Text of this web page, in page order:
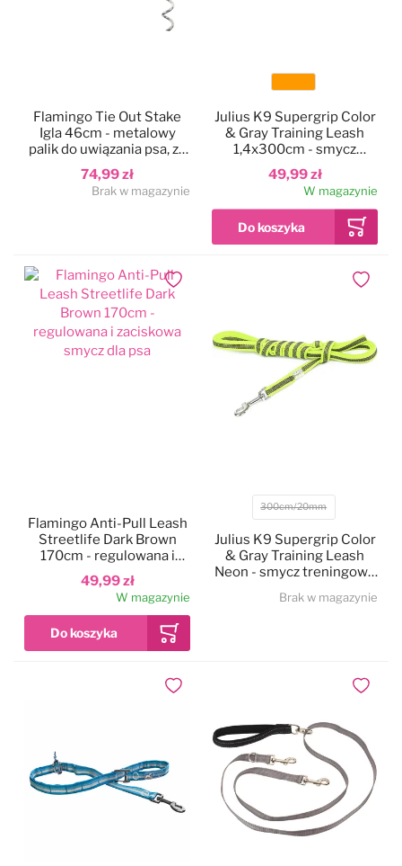
74,99 zł
Flamingo Tie Out Stake
Igla 46cm - metalowy
palik do uwiązania psa, ze
stalową linką treningową
7,5m i amortyzatorem
Brak w magazynie
Kolor
49,99 zł
Julius K9 Supergrip Color
& Gray Training Leash
1,4x300cm - smycz
treningowa bez uchwytu
W magazynie
49,99 zł
Flamingo Anti-Pull Leash
Streetlife Dark Brown
170cm - regulowana i
zaciskowa smycz dla psa
W magazynie
Dodaj do ulubionych
Rozmiar
300cm/20mm
Julius K9 Supergrip Color
& Gray Training Leash
Neon - smycz treningowa
żółta
Brak w magazynie
Dodaj
Dodaj do ulubionych Dodaj